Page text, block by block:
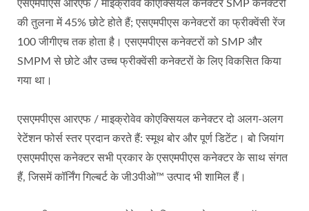
एसएमपीएस आरएफ / माइक्रोवेव कोएक्सियल कनेक्टर SMP कनेक्टरों
की तुलना में 45% छोटे होते हैं; एसएमपीएस कनेक्टरों का फ्रीक्वेंसी रेंज
100 जीगीएच तक होता है। एसएमपीएस कनेक्टरों को SMP और
SMPM से छोटे और उच्च फ्रीक्वेंसी कनेक्टरों के लिए विकसित किया
गया था।
एसएमपीएस आरएफ / माइक्रोवेव कोएक्सियल कनेक्टर दो अलग-अलग
रेटेंशन फोर्स स्तर प्रदान करते हैं: स्मूथ बोर और पूर्ण डिटेंट। बो जियांग
एसएमपीएस कनेक्टर सभी प्रकार के एसएमपीएस कनेक्टर के साथ संगत
हैं, जिसमें कॉर्निंग गिल्बर्ट के जी3पीओ™ उत्पाद भी शामिल हैं।